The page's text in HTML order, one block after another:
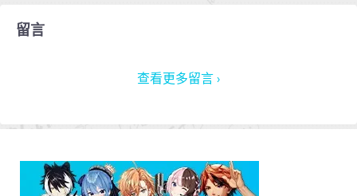
留言
查看更多留言 ›